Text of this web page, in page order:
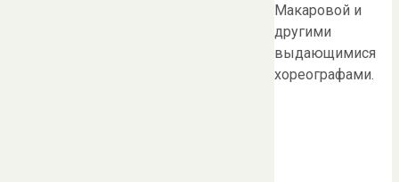
Макаровой и
другими
выдающимися
хореографами.